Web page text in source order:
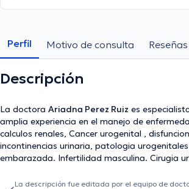
Perfil Motivo de consulta Reseñas
Descripción
La doctora Ariadna Perez Ruiz es
amplia experiencia en el manejo de
calculos renales, Cancer urogenital ,
incontinencias urinaria, patologia
embarazada. Infertilidad masculina. Cirugia
Cuenca
La descripción fue editada por el equipo de